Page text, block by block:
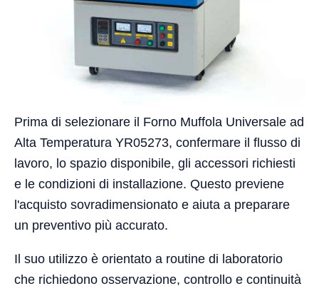
Prima di selezionare il Forno Muffola Universale ad
Alta Temperatura YR05273, confermare il flusso di
lavoro, lo spazio disponibile, gli accessori richiesti
e le condizioni di installazione. Questo previene
l'acquisto sovradimensionato e aiuta a preparare
un preventivo più accurato.
Il suo utilizzo è orientato a routine di laboratorio
che richiedono osservazione, controllo e continuità